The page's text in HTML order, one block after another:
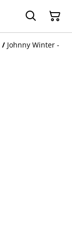
/ Johnny Winter -